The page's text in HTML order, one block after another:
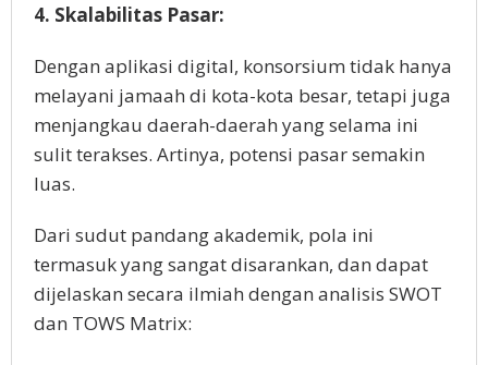
4. Skalabilitas Pasar:
Dengan aplikasi digital, konsorsium tidak hanya
melayani jamaah di kota-kota besar, tetapi juga
menjangkau daerah-daerah yang selama ini
sulit terakses. Artinya, potensi pasar semakin
luas.
Dari sudut pandang akademik, pola ini
termasuk yang sangat disarankan, dan dapat
dijelaskan secara ilmiah dengan analisis SWOT
dan TOWS Matrix: